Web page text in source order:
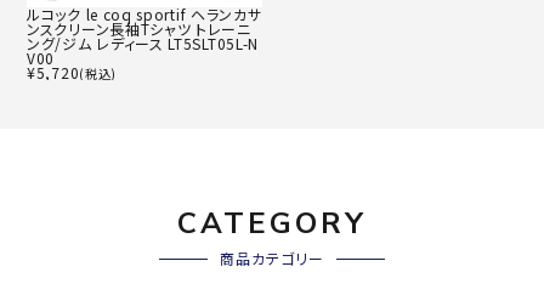
ルコック le coq sportif ヘランカサ
ンスクリーン長袖Tシャツ トレーニ
ング/ジム レディース LT5SLT05L-N
V00
¥5,720(税込)
CATEGORY
商品カテゴリー